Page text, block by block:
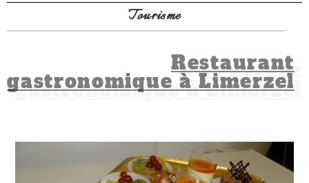
Tourisme
Restaurant
gastronomique à Limerzel